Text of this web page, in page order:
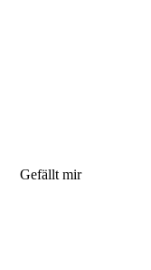
Gefällt mir